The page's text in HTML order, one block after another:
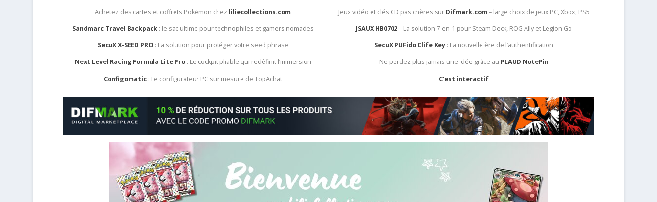
Achetez des cartes et coffrets Pokémon chez liliecollections.com
Sandmarc Travel Backpack: le sac ultime pour technophiles et gamers nomades
SecuX X-SEED PRO : La solution pour protéger votre seed phrase
Next Level Racing Formula Lite Pro: Le cockpit pliable qui redéfinit l’immersion
Configomatic : Le configurateur PC sur mesure de TopAchat
Jeux vidéo et clés CD pas chères sur Difmark.com – large choix de jeux PC, Xbox, PS5
JSAUX HB0702– La solution 7-en-1 pour Steam Deck, ROG Ally et Legion Go
SecuX PUFido Clife Key : La nouvelle ère de l’authentification
Ne perdez plus jamais une idée grâce au PLAUD NotePin
C’est interactif